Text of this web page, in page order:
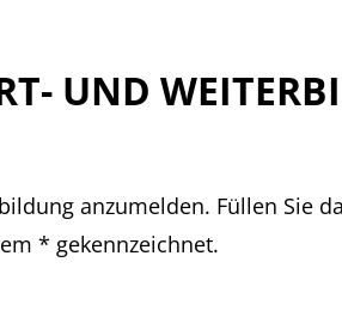
UND
anzumelden. Füllen Sie
* gekennzeichnet.